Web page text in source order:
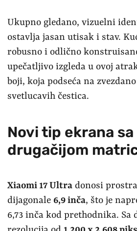
Ukupno gledano, vizuelni
ostavlja jasan utisak i stav.
robusno i odlično
upečatljivo izgleda u ovoj
boji, koja podseća na
svetlucavih čestica.
Novi tip ekrana sa
drugačijom
Xiaomi 17 Ultra donosi
dijagonale 6,9 inča, što je
6,73 inča kod prethodnika. Sa